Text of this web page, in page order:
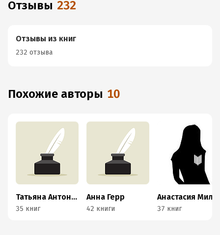
Отзывы 232
Отзывы из книг
232 отзыва
Похожие авторы 10
Татьяна Антоник
35 книг
Анна Герр
42 книги 37 книг